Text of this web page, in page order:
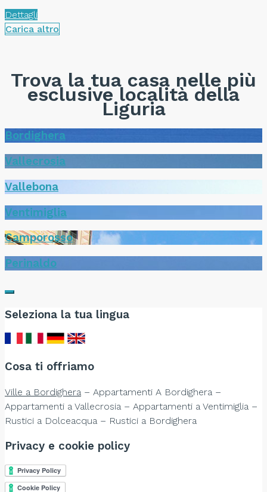
Dettagli
Carica altro
Trova la tua casa nelle più
esclusive località della
Liguria
Bordighera
Vallecrosia
Vallebona
Ventimiglia
Camporosso
Perinaldo
Seleziona la tua lingua
Cosa ti offriamo
Ville a Bordighera – Appartamenti A Bordighera –
Appartamenti a Vallecrosia – Appartamenti a Ventimiglia –
Rustici a Dolceacqua – Rustici a Bordighera
Privacy e cookie policy